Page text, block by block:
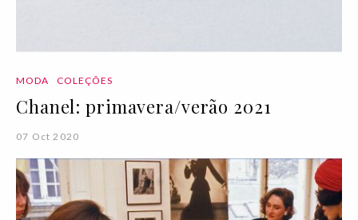
MODA COLEÇÕES
Chanel: primavera/verão 2021
07 Oct 2020